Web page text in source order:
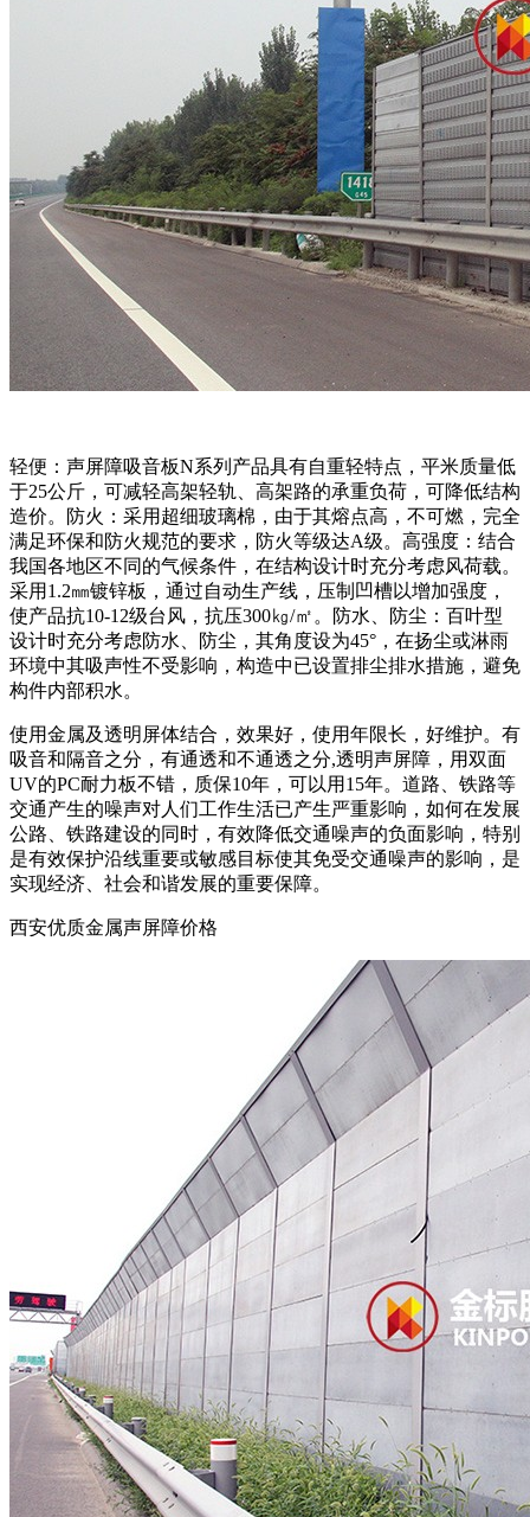
轻便：声屏障吸音板N系列产品具有自重轻特点，平米质量低
于25公斤，可减轻高架轻轨、高架路的承重负荷，可降低结构
造价。防火：采用超细玻璃棉，由于其熔点高，不可燃，完全
满足环保和防火规范的要求，防火等级达A级。高强度：结合
我国各地区不同的气候条件，在结构设计时充分考虑风荷载。
采用1.2㎜镀锌板，通过自动生产线，压制凹槽以增加强度，
使产品抗10-12级台风，抗压300㎏/㎡。防水、防尘：百叶型
设计时充分考虑防水、防尘，其角度设为45°，在扬尘或淋雨
环境中其吸声性不受影响，构造中已设置排尘排水措施，避免
构件内部积水。
使用金属及透明屏体结合，效果好，使用年限长，好维护。有
吸音和隔音之分，有通透和不通透之分,透明声屏障，用双面
UV的PC耐力板不错，质保10年，可以用15年。道路、铁路等
交通产生的噪声对人们工作生活已产生严重影响，如何在发展
公路、铁路建设的同时，有效降低交通噪声的负面影响，特别
是有效保护沿线重要或敏感目标使其免受交通噪声的影响，是
实现经济、社会和谐发展的重要保障。
西安优质金属声屏障价格